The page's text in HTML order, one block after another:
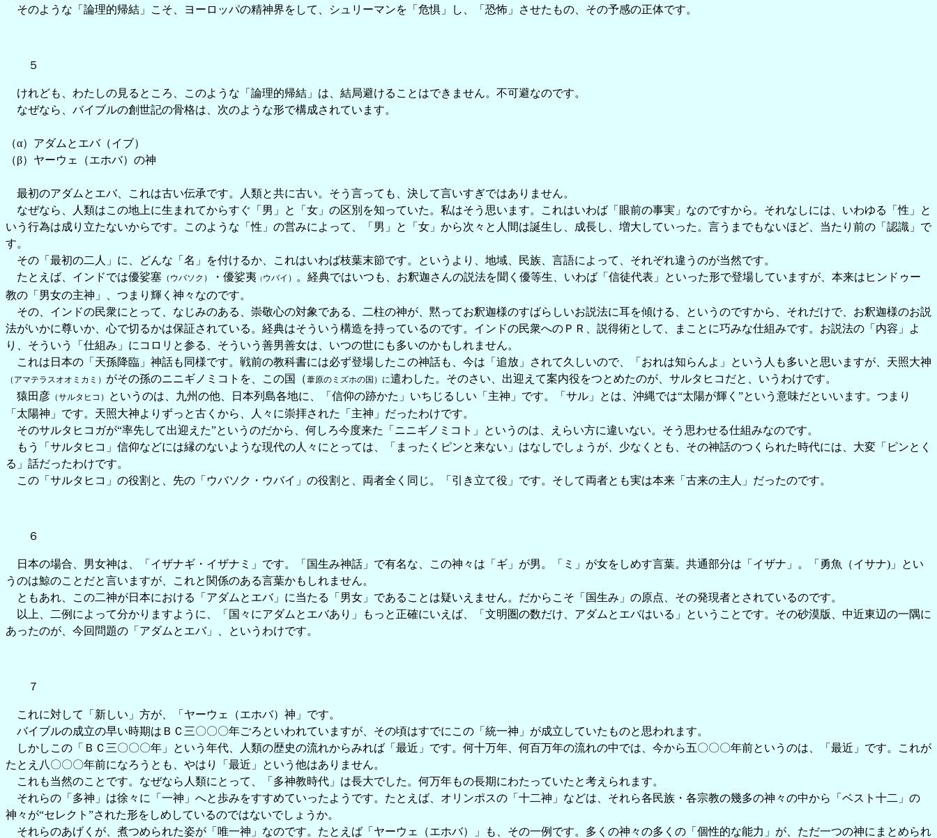
そのような「論理的帰結」こそ、ヨーロッパの精神界をして、シュリーマンを「危惧」し、「恐怖」させたもの、その予感の正体です。
５
けれども、わたしの見るところ、このような「論理的帰結」は、結局避けることはできません。不可避なのです。
なぜなら、バイブルの創世記の骨格は、次のような形で構成されています。
（α）アダムとエバ（イブ）
（β）ヤーウェ（エホバ）の神
最初のアダムとエバ、これは古い伝承です。人類と共に古い。そう言っても、決して言いすぎではありません。
なぜなら、人類はこの地上に生まれてからすぐ「男」と「女」の区別を知っていた。私はそう思います。これはいわば「眼前の事実」なのですから。それなしには、いわゆる「性」と
いう行為は成り立たないからです。このような「性」の営みによって、「男」と「女」から次々と人間は誕生し、成長し、増大していった。言うまでもないほど、当たり前の「認識」で
す。
その「最初の二人」に、どんな「名」を付けるか、これはいわば枝葉末節です。というより、地域、民族、言語によって、それぞれ違うのが当然です。
たとえば、インドでは優娑塞 （ウバソク） ・優娑夷 （ ウバイ）
。経典ではいつも、お釈迦さんの説法を聞く優等生、いわば「信徒代表」といった形で登場していますが、本来はヒンドゥー
教の「男女の主神」、つまり輝く神々なのです。
その、インドの民衆にとって、なじみのある、崇敬心の対象である、二柱の神が、黙ってお釈迦様のすばらしいお説法に耳を傾ける、というのですから、それだけで、お釈迦様のお説
法がいかに尊いか、心で切るかは保証されている。経典はそういう構造を持っているのです。インドの民衆へのＰＲ、説得術として、まことに巧みな仕組みです。お説法の「内容」よ
り、そういう「仕組み」にコロリと参る、そういう善男善女は、いつの世にも多いのかもしれません。
これは日本の「天孫降臨」神話も同様です。戦前の教科書には必ず登場したこの神話も、今は「追放」されて久しいので、「おれは知らんよ」という人も多いと思いますが、天照大神
（アマテラスオオミカミ） がその孫のニニギノミコトを、この国（葦原のミズホの国）に遣わした。そのさい、出迎えて案内役をつとめたのが、サルタヒコだと、いうわけです。
猿田彦 （サルタヒコ）
というのは、九州の他、日本列島各地に、「信仰の跡かた」いちじるしい「主神」です。「サル」とは、沖縄では“太陽が輝く”という意味だといいます。つまり
「太陽神」です。天照大神よりずっと古くから、人々に崇拝された「主神」だったわけです。
そのサルタヒコガが“率先して出迎えた”というのだから、何しろ今度来た「ニニギノミコト」というのは、えらい方に違いない。そう思わせる仕組みなのです。
もう「サルタヒコ」信仰などには縁のないような現代の人々にとっては、「まったくピンと来ない」はなしでしょうが、少なくとも、その神話のつくられた時代には、大変「ピンとく
る」話だったわけです。
この「サルタヒコ」の役割と、先の「ウバソク・ウバイ」の役割と、両者全く同じ。「引き立て役」です。そして両者とも実は本来「古来の主人」だったのです。
６
日本の場合、男女神は、「イザナギ・イザナミ」です。「国生み神話」で有名な、この神々は「ギ」が男。「ミ」が女をしめす言葉。共通部分は「イザナ」。「勇魚（イサナ)」とい
うのは鯨のことだと言いますが、これと関係のある言葉かもしれません。
ともあれ、この二神が日本における「アダムとエバ」に当たる「男女」であることは疑いえません。だからこそ「国生み」の原点、その発現者とされているのです。
以上、二例によって分かりますように、「国々にアダムとエバあり」もっと正確にいえば、「文明圏の数だけ、アダムとエバはいる」ということです。その砂漠版、中近東辺の一隅に
あったのが、今回問題の「アダムとエバ」、というわけです。
７
これに対して「新しい」方が、「ヤーウェ（エホバ）神」です。
バイブルの成立の早い時期はＢＣ三〇〇〇年ごろといわれていますが、その頃はすでにこの「統一神」が成立していたものと思われます。
しかしこの「ＢＣ三〇〇〇年」という年代、人類の歴史の流れからみれば「最近」です。何十万年、何百万年の流れの中では、今から五〇〇〇年前というのは、「最近」です。これが
たとえ八〇〇〇年前になろうとも、やはり「最近」という他はありません。
これも当然のことです。なぜなら人類にとって、「多神教時代」は長大でした。何万年もの長期にわたっていたと考えられます。
それらの「多神」は徐々に「一神」へと歩みをすすめていったようです。たとえば、オリンポスの「十二神」などは、それら各民族・各宗教の幾多の神々の中から「ベスト十二」の
神々が“セレクト”された形をしめしているのではないでしょうか。
それらのあげくが、煮つめられた姿が「唯一神」なのです。たとえば「ヤーウェ（エホバ）」も、その一例です。多くの神々の多くの「個性的な能力」が、ただ一つの神にまとめられ